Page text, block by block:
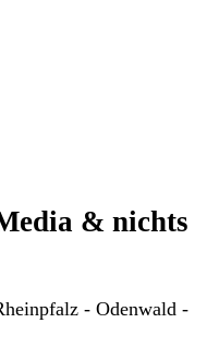
& nichts
- Odenwald -